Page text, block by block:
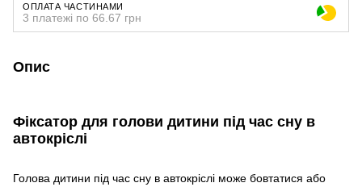
ОПЛАТА ЧАСТИНАМИ
3 платежі по 66.67 грн
Опис
Фіксатор для голови дитини під час сну в
автокріслі
Голова дитини під час сну в автокріслі може бовтатися або